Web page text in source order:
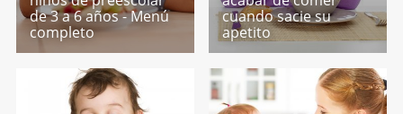
de 3 a 6 años - Menú
completo
cuando sacie su
apetito